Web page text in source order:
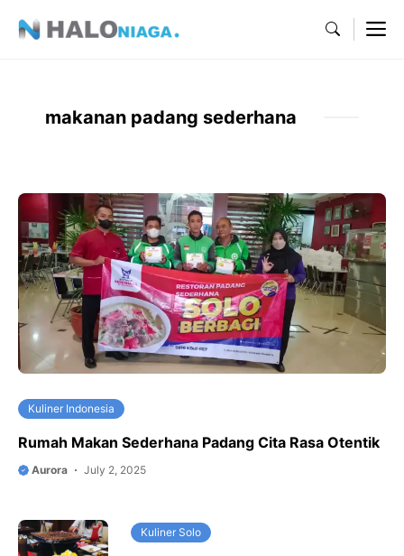
makanan padang sederhana
Kuliner Indonesia
Rumah Makan Sederhana Padang Cita Rasa Otentik
Aurora July 2, 2025
Kuliner Solo